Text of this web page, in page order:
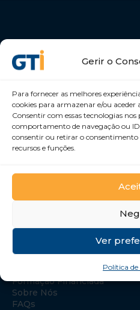
Gerir o
Para fornecer as melhores
cookies para armazenar e/ou aceder
Consentir com essas tecnologias
comportamento de navegação ou
consentir ou retirar o
recursos e funções.
Ver
Política de
Desenvolvemos Pessoas e
GTI Portugal – Formação
Formação Especializada
Formação Financiada
Sobre Nós
FAQs